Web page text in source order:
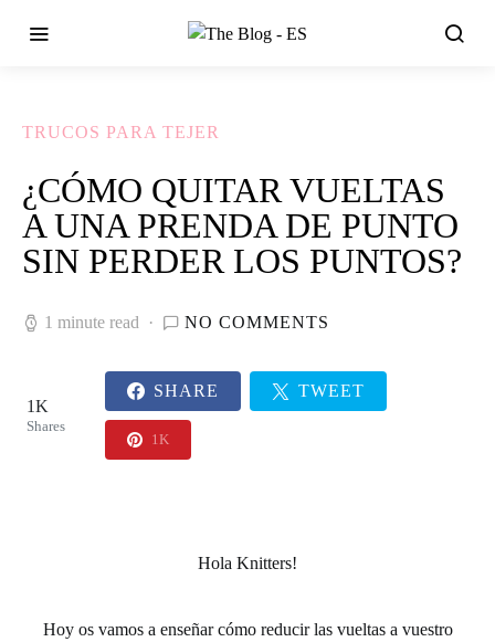
TRUCOS PARA TEJER
¿CÓMO QUITAR VUELTAS
A UNA PRENDA DE PUNTO
SIN PERDER LOS PUNTOS?
1 minute read NO COMMENTS
1K
Shares
SHARE TWEET
1K
Hola Knitters!
Hoy os vamos a enseñar cómo reducir las vueltas a vuestro